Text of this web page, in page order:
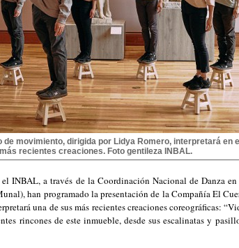
de movimiento, dirigida por Lidya Romero, interpretará en
recientes creaciones. Foto gentileza INBAL.
INBAL, a través de la Coordinación Nacional de Danza
han programado la presentación de la Compañía El
una de sus más recientes creaciones coreográficas:
rincones de este inmueble, desde sus escalinatas y